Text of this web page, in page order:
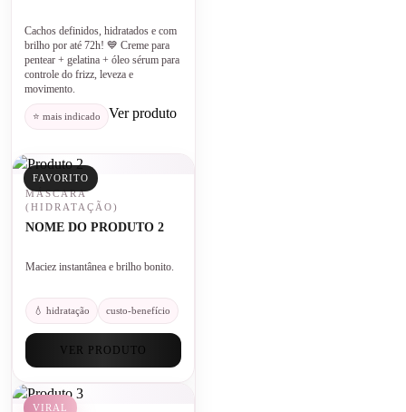
Cachos definidos, hidratados e com
brilho por até 72h! 💙 Creme para
pentear + gelatina + óleo sérum para
controle do frizz, leveza e
movimento.
⭐ mais indicado Ver produto
FAVORITO
MÁSCARA
(HIDRATAÇÃO)
NOME DO PRODUTO 2
Maciez instantânea e brilho bonito.
💧 hidratação custo-benefício
VER PRODUTO
VIRAL